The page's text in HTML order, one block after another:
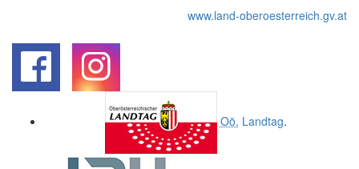
www.land-oberoesterreich.gv.at
Oö. Landtag.